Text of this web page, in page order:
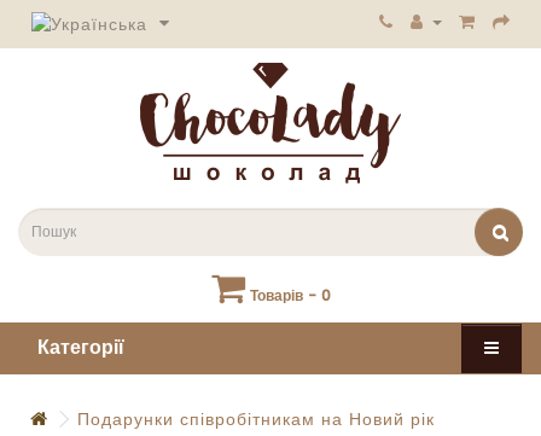
Товарів - 0
Категорії
Подарунки співробітникам на Новий рік